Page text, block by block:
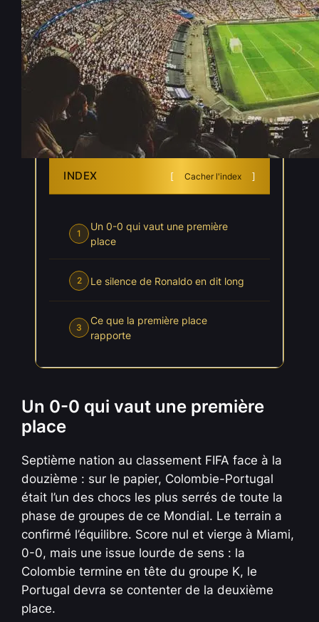
Mondial : la Colombie coiffe le
Portugal au poteau
Juin 28, 2026 parLéonard Lasquier
dans Actualités Coupe du Monde 2026
INDEX Cacher l'index
1
Un 0-0 qui vaut une première
place
2 Le silence de Ronaldo en dit long
3
Ce que la première place
rapporte
Un 0-0 qui vaut une première
place
Septième nation au classement FIFA face à la
douzième : sur le papier, Colombie-Portugal
était l’un des chocs les plus serrés de toute la
phase de groupes de ce Mondial. Le terrain a
confirmé l’équilibre. Score nul et vierge à Miami,
0-0, mais une issue lourde de sens : la
Colombie termine en tête du groupe K, le
Portugal devra se contenter de la deuxième
place.